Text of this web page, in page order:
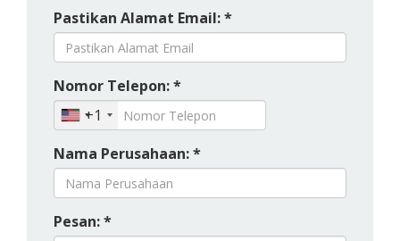
Pastikan Alamat Email: *
Nomor Telepon: *
+1
Nama Perusahaan: *
Pesan: *